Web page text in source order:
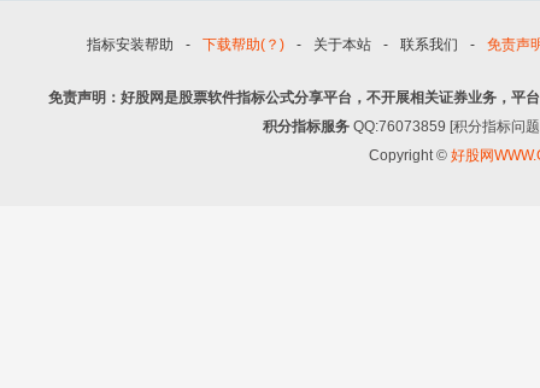
指标安装帮助 - 下载帮助(？) - 关于本站 - 联系我们 - 免责声
免责声明：好股网是股票软件指标公式分享平台，不开展相关证券业务，平
积分指标服务 QQ:76073859 [积分指标问
Copyright © 好股网